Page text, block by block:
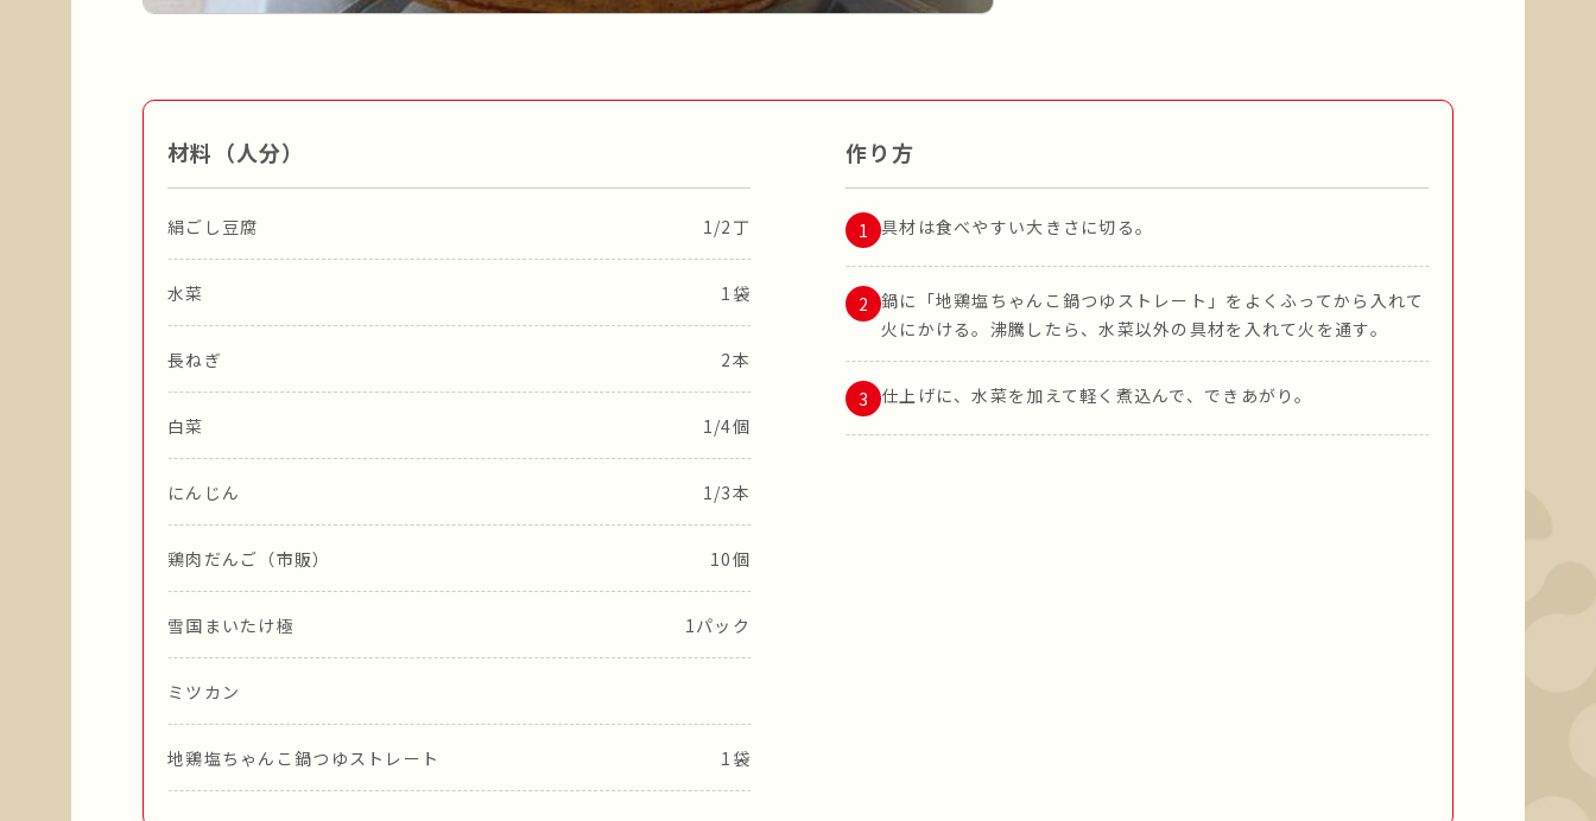
材料（人分）
絹ごし豆腐 1/2丁
水菜 1袋
長ねぎ 2本
白菜 1/4個
にんじん 1/3本
鶏肉だんご（市販） 10個
雪国まいたけ極 1パック
ミツカン
地鶏塩ちゃんこ鍋つゆストレート 1袋
作り方
具材は食べやすい大きさに切る。
鍋に「地鶏塩ちゃんこ鍋つゆストレート」をよくふってから入れて
火にかける。沸騰したら、水菜以外の具材を入れて火を通す。
仕上げに、水菜を加えて軽く煮込んで、できあがり。